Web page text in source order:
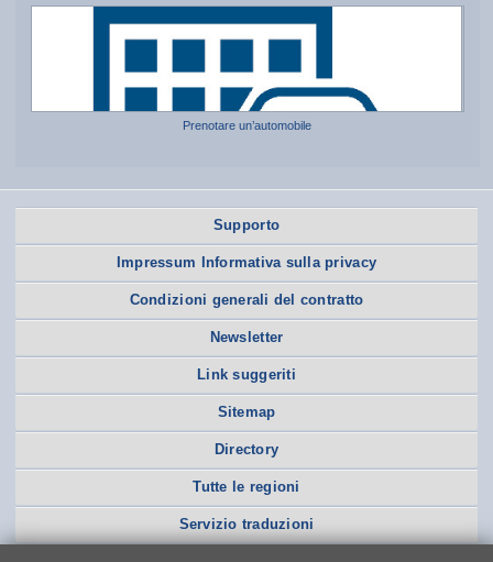
Prenotare un’automobile
Supporto
Impressum Informativa sulla privacy
Condizioni generali del contratto
Newsletter
Link suggeriti
Sitemap
Directory
Tutte le regioni
Servizio traduzioni